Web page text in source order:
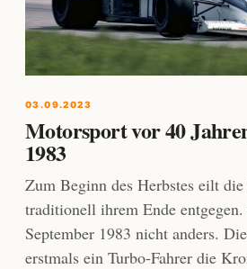
03.09.2023
Motorsport vor 40
1983
Zum Beginn des Herbstes eilt
traditionell ihrem Ende
September 1983 nicht anders.
erstmals ein Turbo-Fahrer die